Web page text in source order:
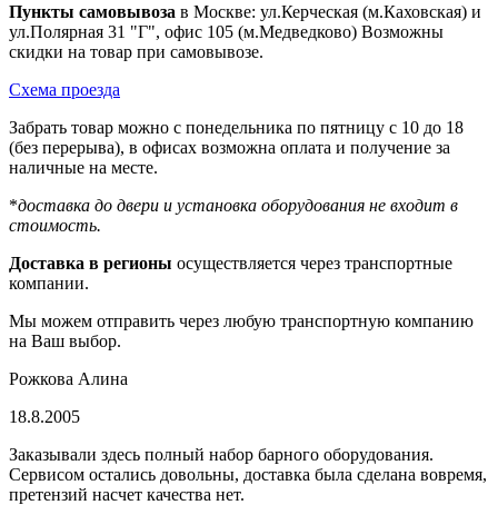
Пункты самовывоза в Москве: ул.Керческая (м.Каховская) и
ул.Полярная 31 "Г", офис 105 (м.Медведково) Возможны
скидки на товар при самовывозе.
Схема проезда
Забрать товар можно с понедельника по пятницу с 10 до 18
(без перерыва), в офисах возможна оплата и получение за
наличные на месте.
*доставка до двери и установка оборудования не входит в
стоимость.
Доставка в регионы осуществляется через транспортные
компании.
Мы можем отправить через любую транспортную компанию
на Ваш выбор.
Рожкова Алина
18.8.2005
Заказывали здесь полный набор барного оборудования.
Сервисом остались довольны, доставка была сделана вовремя,
претензий насчет качества нет.